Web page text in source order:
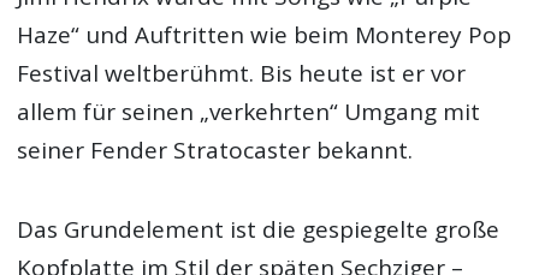
Haze“ und Auftritten wie beim Monterey Pop
Festival weltberühmt. Bis heute ist er vor
allem für seinen „verkehrten“ Umgang mit
seiner Fender Stratocaster bekannt.
Das Grundelement ist die gespiegelte große
Kopfplatte im Stil der späten Sechziger –